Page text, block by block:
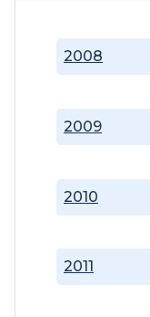
2008
2009
2010
2011